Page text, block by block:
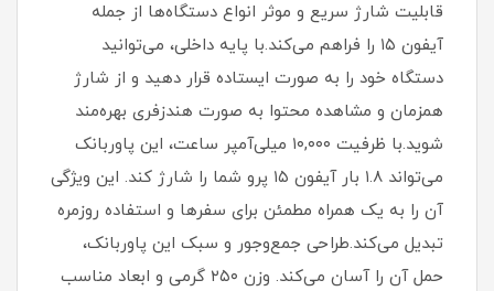
قابلیت شارژ سریع و موثر انواع دستگاه‌ها از جمله
آیفون ۱۵ را فراهم می‌کند.با پایه داخلی، می‌توانید
دستگاه خود را به صورت ایستاده قرار دهید و از شارژ
همزمان و مشاهده محتوا به صورت هندزفری بهره‌مند
شوید.با ظرفیت ۱۰,۰۰۰ میلی‌آمپر ساعت، این پاوربانک
می‌تواند ۱.۸ بار آیفون ۱۵ پرو شما را شارژ کند. این ویژگی
آن را به یک همراه مطمئن برای سفرها و استفاده روزمره
تبدیل می‌کند.طراحی جمع‌وجور و سبک این پاوربانک،
حمل آن را آسان می‌کند. وزن ۲۵۰ گرمی و ابعاد مناسب